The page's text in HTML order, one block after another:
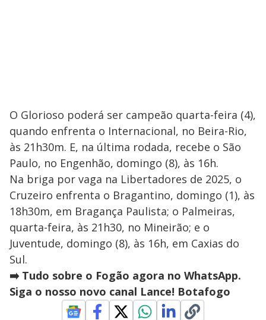
O Glorioso poderá ser campeão quarta-feira (4),
quando enfrenta o Internacional, no Beira-Rio,
às 21h30m. E, na última rodada, recebe o São
Paulo, no Engenhão, domingo (8), às 16h.
Na briga por vaga na Libertadores de 2025, o
Cruzeiro enfrenta o Bragantino, domingo (1), às
18h30m, em Bragança Paulista; o Palmeiras,
quarta-feira, às 21h30, no Mineirão; e o
Juventude, domingo (8), às 16h, em Caxias do
Sul.
➡️ Tudo sobre o Fogão agora no WhatsApp.
Siga o nosso novo canal Lance! Botafogo